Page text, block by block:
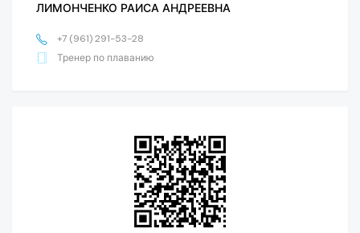
ЛИМОНЧЕНКО РАИСА АНДРЕЕВНА
+7 (961) 291-53-28
Тренер по плаванию